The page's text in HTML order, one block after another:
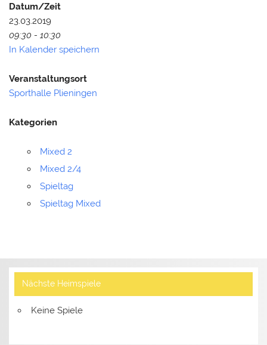
Datum/Zeit
23.03.2019
09:30 - 10:30
In Kalender speichern
Veranstaltungsort
Sporthalle Plieningen
Kategorien
Mixed 2
Mixed 2/4
Spieltag
Spieltag Mixed
Nächste Heimspiele
Keine Spiele